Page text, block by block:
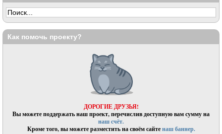
Как помочь проекту?
ДОРОГИЕ ДРУЗЬЯ!
Вы можете поддержать наш проект, перечислив доступную вам сумму на
наш счёт.
Кроме того, вы можете разместить на своём сайтенаш баннер.